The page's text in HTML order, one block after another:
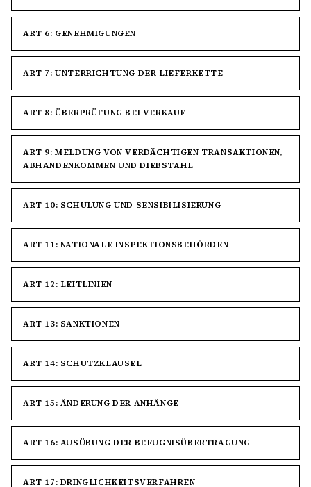
ART 6: GENEHMIGUNGEN
ART 7: UNTERRICHTUNG DER LIEFERKETTE
ART 8: ÜBERPRÜFUNG BEI VERKAUF
ART 9: MELDUNG VON VERDÄCHTIGEN TRANSAKTIONEN,
ABHANDENKOMMEN UND DIEBSTAHL
ART 10: SCHULUNG UND SENSIBILISIERUNG
ART 11: NATIONALE INSPEKTIONSBEHÖRDEN
ART 12: LEITLINIEN
ART 13: SANKTIONEN
ART 14: SCHUTZKLAUSEL
ART 15: ÄNDERUNG DER ANHÄNGE
ART 16: AUSÜBUNG DER BEFUGNISÜBERTRAGUNG
ART 17: DRINGLICHKEITSVERFAHREN